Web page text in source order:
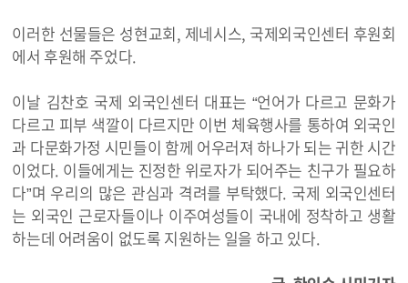
이러한 선물들은 성현교회, 제네시스, 국제외국인센터 후원회
에서 후원해 주었다.
이날 김찬호 국제 외국인센터 대표는 “언어가 다르고 문화가
다르고 피부 색깔이 다르지만 이번 체육행사를 통하여 외국인
과 다문화가정 시민들이 함께 어우러져 하나가 되는 귀한 시간
이었다. 이들에게는 진정한 위로자가 되어주는 친구가 필요하
다”며 우리의 많은 관심과 격려를 부탁했다. 국제 외국인센터
는 외국인 근로자들이나 이주여성들이 국내에 정착하고 생활
하는데 어려움이 없도록 지원하는 일을 하고 있다.